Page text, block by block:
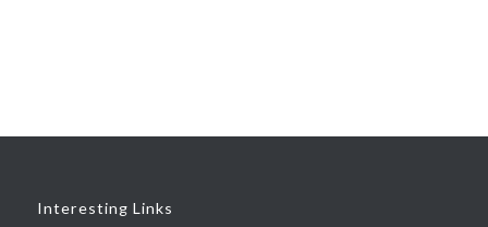
Interesting Links